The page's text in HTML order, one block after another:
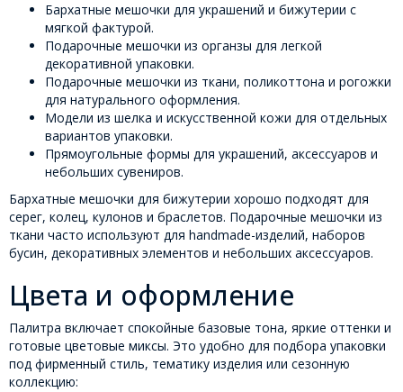
Бархатные мешочки для украшений и бижутерии с
мягкой фактурой.
Подарочные мешочки из органзы для легкой
декоративной упаковки.
Подарочные мешочки из ткани, поликоттона и рогожки
для натурального оформления.
Модели из шелка и искусственной кожи для отдельных
вариантов упаковки.
Прямоугольные формы для украшений, аксессуаров и
небольших сувениров.
Бархатные мешочки для бижутерии хорошо подходят для
серег, колец, кулонов и браслетов. Подарочные мешочки из
ткани часто используют для handmade-изделий, наборов
бусин, декоративных элементов и небольших аксессуаров.
Цвета и оформление
Палитра включает спокойные базовые тона, яркие оттенки и
готовые цветовые миксы. Это удобно для подбора упаковки
под фирменный стиль, тематику изделия или сезонную
коллекцию: